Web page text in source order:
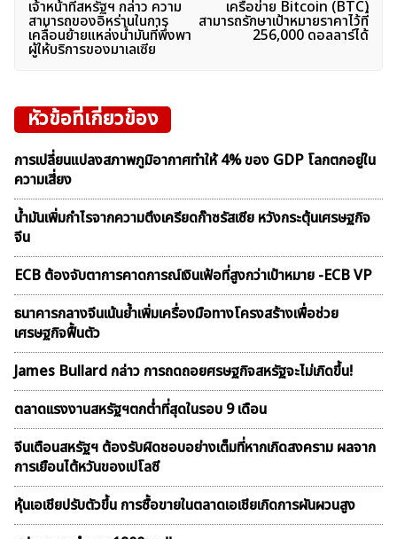
เรื่อง
เจ้าหน้าที่สหรัฐฯ กล่าว ความ
สามารถของอิหร่านในการ
เคลื่อนย้ายแหล่งน้ำมันที่พึ่งพา
ผู้ให้บริการของมาเลเซีย
เครือข่าย Bitcoin (BTC)
สามารถรักษาเป้าหมายราคาไว้ที่
256,000 ดอลลาร์ได้
หัวข้อที่เกี่ยวข้อง
การเปลี่ยนแปลงสภาพภูมิอากาศทำให้ 4% ของ GDP โลกตกอยู่ใน
ความเสี่ยง
น้ำมันเพิ่มกำไรจากความตึงเครียดก๊าซรัสเซีย หวังกระตุ้นเศรษฐกิจ
จีน
ECB ต้องจับตาการคาดการณ์เงินเฟ้อที่สูงกว่าเป้าหมาย -ECB VP
ธนาคารกลางจีนเน้นย้ำเพิ่มเครื่องมือทางโครงสร้างเพื่อช่วย
เศรษฐกิจฟื้นตัว
James Bullard กล่าว การถดถอยศรษฐกิจสหรัฐจะไม่เกิดขึ้น!
ตลาดเเรงงานสหรัฐฯตกต่ำที่สุดในรอบ 9 เดือน
จีนเตือนสหรัฐฯ ต้องรับผิดชอบอย่างเต็มที่หากเกิดสงคราม ผลจาก
การเยือนไต้หวันของเปโลซี
หุ้นเอเชียปรับตัวขึ้น การซื้อขายในตลาดเอเชียเกิดการผันผวนสูง